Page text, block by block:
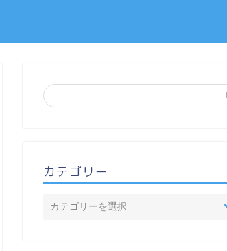
カテゴリー